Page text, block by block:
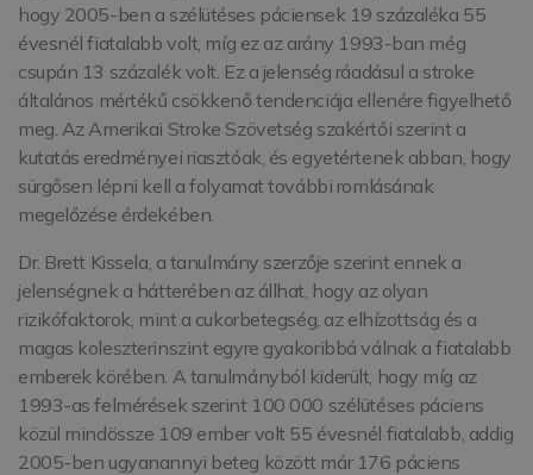
hogy 2005-ben a szélütéses páciensek 19 százaléka 55
évesnél fiatalabb volt, míg ez az arány 1993-ban még
csupán 13 százalék volt. Ez a jelenség ráadásul a stroke
általános mértékű csökkenő tendenciája ellenére figyelhető
meg. Az Amerikai Stroke Szövetség szakértői szerint a
kutatás eredményei riasztóak, és egyetértenek abban, hogy
sürgősen lépni kell a folyamat további romlásának
megelőzése érdekében.
Dr. Brett Kissela, a tanulmány szerzője szerint ennek a
jelenségnek a hátterében az állhat, hogy az olyan
rizikófaktorok, mint a cukorbetegség, az elhízottság és a
magas koleszterinszint egyre gyakoribbá válnak a fiatalabb
emberek körében. A tanulmányból kiderült, hogy míg az
1993-as felmérések szerint 100 000 szélütéses páciens
közül mindössze 109 ember volt 55 évesnél fiatalabb, addig
2005-ben ugyanannyi beteg között már 176 páciens